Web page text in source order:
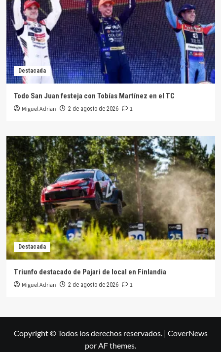
Destacada
Todo San Juan festeja con Tobías Martínez en el TC
Miguel Adrian 2 de agosto de 2026 1
Destacada
Triunfo destacado de Pajari de local en Finlandia
Miguel Adrian 2 de agosto de 2026 1
Copyright © Todos los derechos reservados. | CoverNews
por AF themes.